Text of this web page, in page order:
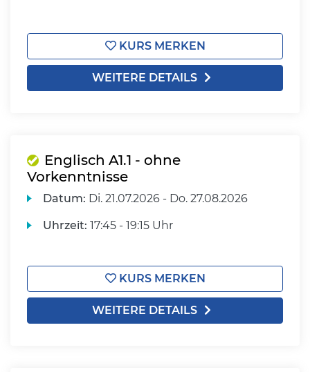
KURS MERKEN
WEITERE DETAILS
Englisch A1.1 - ohne
Vorkenntnisse
Datum: Di. 21.07.2026 - Do. 27.08.2026
Uhrzeit: 17:45 - 19:15 Uhr
KURS MERKEN
WEITERE DETAILS